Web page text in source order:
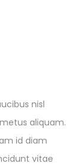
nisl
aliquam.
id diam
vitae